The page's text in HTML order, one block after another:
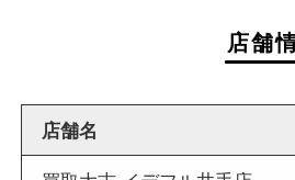
当店は週末も営業してお
いお客様にもご利用しやす